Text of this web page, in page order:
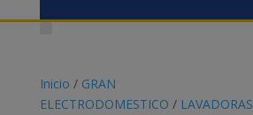
Inicio / GRAN
ELECTRODOMESTICO / LAVADORAS